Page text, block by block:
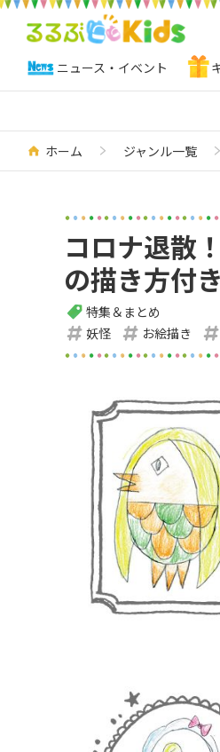
ニュース・イベント
ホーム ジャンル一覧
コロナ退散
の描き方付き
特集＆まとめ
妖怪
お絵描き